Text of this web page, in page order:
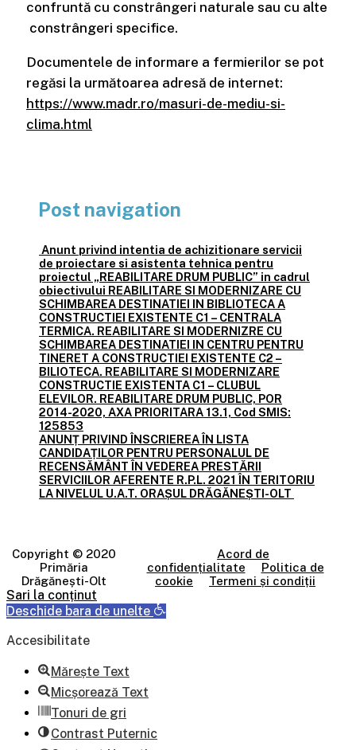
confruntă cu constrângeri naturale sau cu alte
constrângeri specifice.
Documentele de informare a fermierilor se pot
regăsi la următoarea adresă de internet:
https://www.madr.ro/masuri-de-mediu-si-
clima.html
Post navigation
Anunt privind intentia de achizitionare servicii
de proiectare si asistenta tehnica pentru
proiectul „REABILITARE DRUM PUBLIC” in cadrul
obiectivului REABILITARE SI MODERNIZARE CU
SCHIMBAREA DESTINATIEI IN BIBLIOTECA A
CONSTRUCTIEI EXISTENTE C1 – CENTRALA
TERMICA. REABILITARE SI MODERNIZRE CU
SCHIMBAREA DESTINATIEI IN CENTRU PENTRU
TINERET A CONSTRUCTIEI EXISTENTE C2 –
BILIOTECA. REABILITARE SI MODERNIZARE
CONSTRUCTIE EXISTENTA C1 – CLUBUL
ELEVILOR. REABILITARE DRUM PUBLIC, POR
2014-2020, AXA PRIORITARA 13.1, Cod SMIS:
125853
ANUNȚ PRIVIND ÎNSCRIEREA ÎN LISTA
CANDIDAȚILOR PENTRU PERSONALUL DE
RECENSĂMÂNT ÎN VEDEREA PRESTĂRII
SERVICIILOR AFERENTE R.P.L. 2021 ÎN TERITORIU
LA NIVELUL U.A.T. ORAȘUL DRĂGĂNEȘTI-OLT
Copyright © 2020
Primăria
Drăgănești-Olt
Acord de
confidențialitate
Politica de
cookie
Termeni și condiții
Sari la conținut
Deschide bara de unelte
Accesibilitate
Mărește Text
Micșorează Text
Tonuri de gri
Contrast Puternic